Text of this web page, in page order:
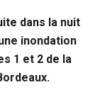
dans la nuit
inondation
1 et 2 de la